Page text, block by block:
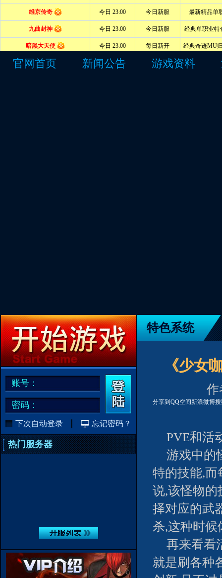
官网首页 新闻公告 游戏资料
账号：
密码：
下次自动登录 忘记密码？
热门服务器
特色系统
《少女
作
分享到 QQ空间新浪微博
PVE和活
游戏中的
特的技能,而
说,该怪物的
择对应的武
杀,这种时
再来看看
就是刷各种